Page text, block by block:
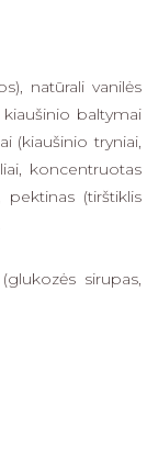
natūrali vanilės
kiaušinio baltymai
(kiaušinio tryniai,
koncentruotas
pektinas (tirštiklis
sirupas,